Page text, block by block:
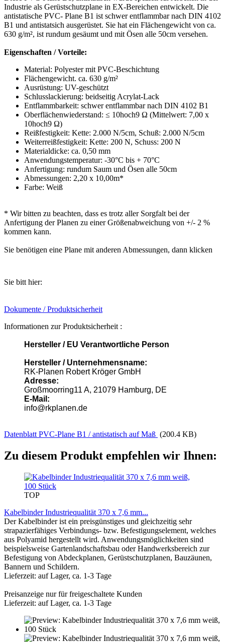
Industrie als Gerüstschutzplane in EX-Bereichen entwickelt. Die
antistatische PVC- Plane B1 ist schwer entflammbar nach DIN 4102
B1 und antistatsich ausgerüstet. Sie hat ein Flächengewicht von ca.
630 g/m², ist rundum gesäumt und mit Ösen alle 50cm versehen.
Eigenschaften / Vorteile:
Material: Polyester mit PVC-Beschichtung
Flächengewicht. ca. 630 g/m²
Ausrüstung: UV-geschützt
Schlusslackierung: beidseitig Acrylat-Lack
Entflammbarkeit: schwer entflammbar nach DIN 4102 B1
Oberflächenwiederstand: ≤ 10hoch9 Ω (Mittelwert: 7,00 x
10hoch9 Ω)
Reißfestigkeit: Kette: 2.000 N/5cm, Schuß: 2.000 N/5cm
Weiterreißfestigkeit: Kette: 200 N, Schuss: 200 N
Materialdicke: ca. 0,50 mm
Anwendungstemperatur: -30°C bis + 70°C
Anfertigung: rundum Saum und Ösen alle 50cm
Abmessungen: 2,20 x 10,00m*
Farbe: Weiß
* Wir bitten zu beachten, dass es trotz aller Sorgfalt bei der
Anfertigung der Planen zu einer Größenabweichung von +/- 2 %
kommen kann.
Sie benötigen eine Plane mit anderen Abmessungen, dann klicken
Sie bitt hier:
Dokumente / Produktsicherheit
Informationen zur Produktsicherheit :
Hersteller / EU Verantwortliche Person
Hersteller / Unternehmensname:
RK-Planen Robert Kröger GmbH
Adresse:
Großmoorring11 A, 21079 Hamburg, DE
E-Mail:
info@rkplanen.de
Datenblatt PVC-Plane B1 / antistatisch auf Maß (200.4 KB)
Zu diesem Produkt empfehlen wir Ihnen:
TOP
Kabelbinder Industriequalität 370 x 7,6 mm...
Der Kabelbinder ist ein preisgünstiges und gleichzeitig sehr
strapazierfähiges Verbindungs- bzw. Befestigungselement, welches
aus Polyamid hergestellt wird. Anwendungsmöglichkeiten sind
beispielsweise Gartenlandschaftsbau oder Handwerksbereich zur
Befestigung von Abdeckplanen, Gerüstschutzplanen, Bauzäunen,
Bannern und Schildern.
Lieferzeit: auf Lager, ca. 1-3 Tage
Preisanzeige nur für freigeschaltete Kunden
Lieferzeit: auf Lager, ca. 1-3 Tage